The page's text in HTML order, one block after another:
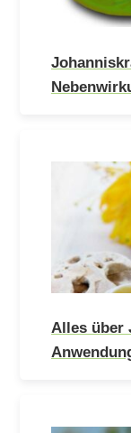
Alles über